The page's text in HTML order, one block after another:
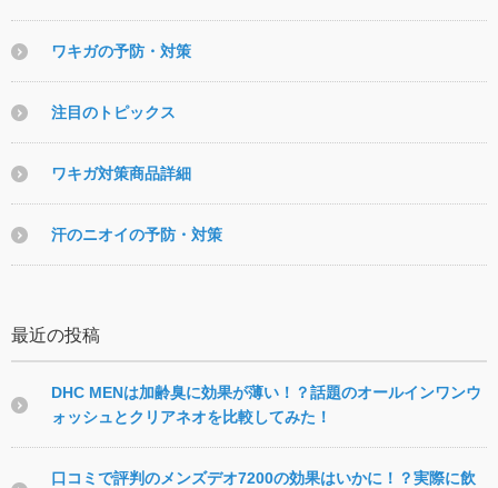
ワキガの予防・対策
注目のトピックス
ワキガ対策商品詳細
汗のニオイの予防・対策
最近の投稿
DHC MENは加齢臭に効果が薄い！？話題のオールインワンウ
ォッシュとクリアネオを比較してみた！
口コミで評判のメンズデオ7200の効果はいかに！？実際に飲